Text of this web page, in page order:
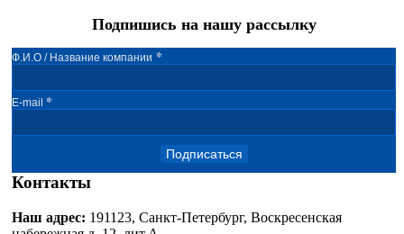
Подпишись на нашу рассылку
Ф.И.О / Название компании *
E-mail *
Подписаться
Контакты
Наш адрес: 191123, Санкт-Петербург, Воскресенская